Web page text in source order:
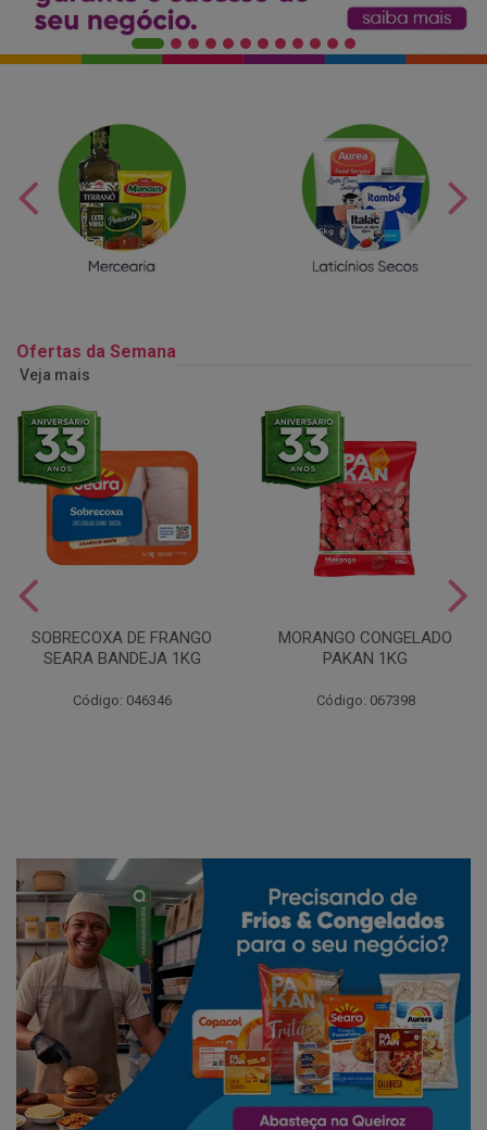
Ofertas da Semana
Veja mais
SOBRECOXA DE FRANGO
SEARA BANDEJA 1KG
Código: 046346
MORANGO CONGELADO
PAKAN 1KG
Código: 067398